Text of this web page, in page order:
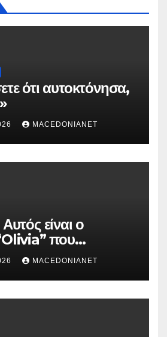
ότι αυτοκτόνησα,
MACEDONIANET
είναι ο
που
για τον θάνατο της
MACEDONIANET